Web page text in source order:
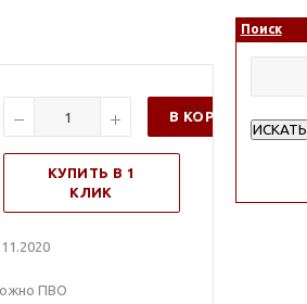
В КОРЗИНУ
КУПИТЬ В 1
КЛИК
ПВО
Поиск
ИСКАТЬ